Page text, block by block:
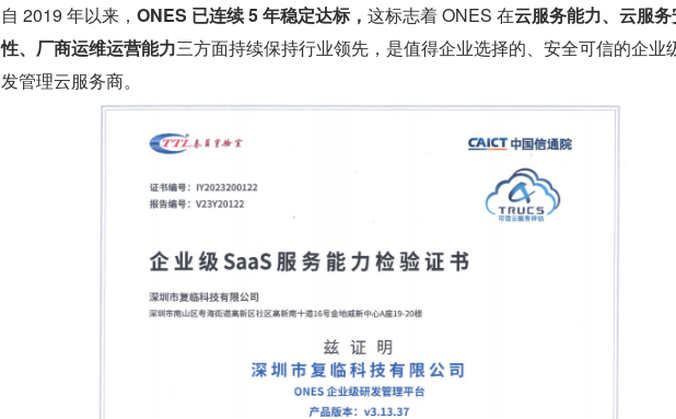
自 2019 年以来， ONES 已连续 5 年稳定达标， 这标志着 ONES 在云服务能力、云服
性、厂商运维运营能力三方面持续保持行业领先，是值得企业选择的、安全可信的企业
发管理云服务商。